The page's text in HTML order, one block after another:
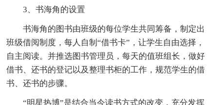
3、书海角的设置
书海角的图书由班级的每位学生共同筹备，制定出
班级借阅制度，每人自制“借书卡”，让学生自由选择，
自主阅读。并推选图书管理员，每天的值班组长，做好
借书、还书的登记以及整理书柜的工作，规范学生的借
书、还书的步骤。
“明星热博”是结合当今读书方式的改变，充分发挥